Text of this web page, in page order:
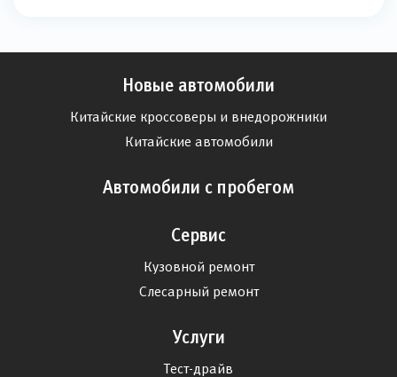
Новые автомобили
Китайские кроссоверы и внедорожники
Китайские автомобили
Автомобили с пробегом
Сервис
Кузовной ремонт
Слесарный ремонт
Услуги
Тест-драйв